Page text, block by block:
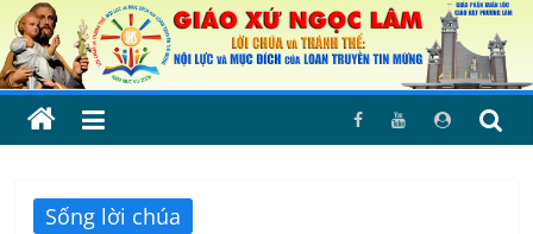
Skip
to
content
Sống lời chúa